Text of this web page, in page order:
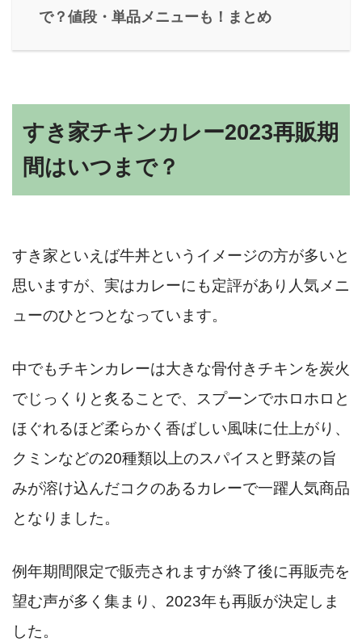
で？値段・単品メニューも！まとめ
すき家チキンカレー2023再販期
間はいつまで？
すき家といえば牛丼というイメージの方が多いと
思いますが、実はカレーにも定評があり人気メニ
ューのひとつとなっています。
中でもチキンカレーは大きな骨付きチキンを炭火
でじっくりと炙ることで、スプーンでホロホロと
ほぐれるほど柔らかく香ばしい風味に仕上がり、
クミンなどの20種類以上のスパイスと野菜の旨
みが溶け込んだコクのあるカレーで一躍人気商品
となりました。
例年期間限定で販売されますが終了後に再販売を
望む声が多く集まり、2023年も再販が決定しま
した。